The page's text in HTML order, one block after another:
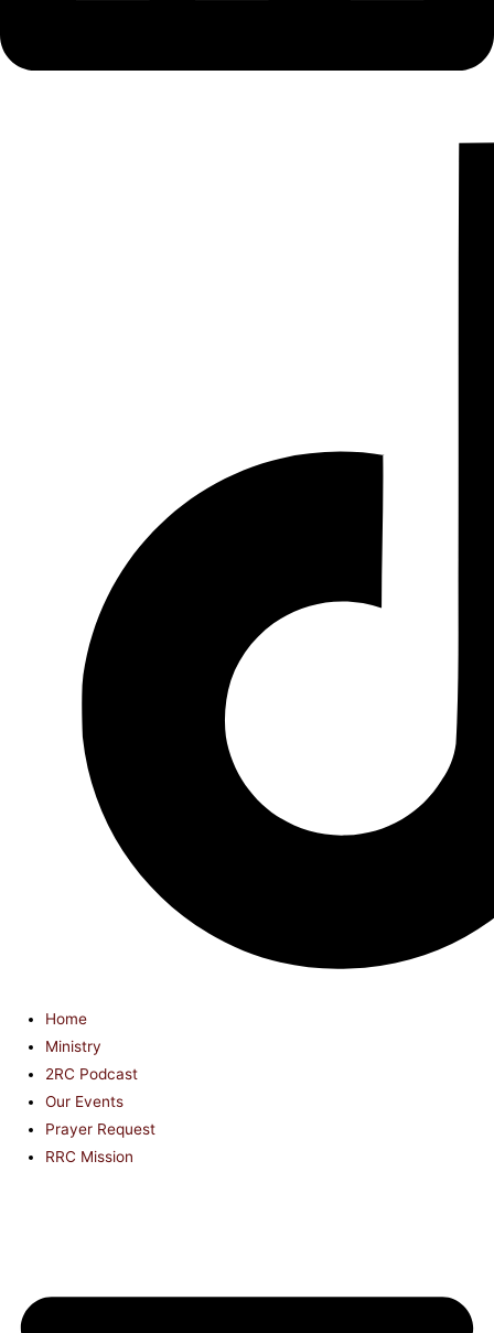
Home
Ministry
2RC Podcast
Our Events
Prayer Request
RRC Mission